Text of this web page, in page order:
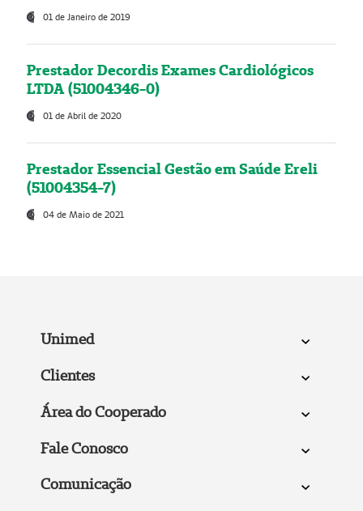
01 de Janeiro de 2019
Prestador Decordis Exames Cardiológicos
LTDA (51004346-0)
01 de Abril de 2020
Prestador Essencial Gestão em Saúde Ereli
(51004354-7)
04 de Maio de 2021
Unimed
Clientes
Área do Cooperado
Fale Conosco
Comunicação